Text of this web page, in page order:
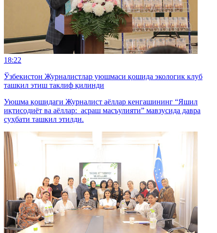
18:22
Ўзбекистон Журналистлар уюшмаси қошида экологик клуб
ташкил этиш таклиф қилинди
Уюшма қошидаги Журналист аёллар кенгашининг “Яшил
иқтисодиёт ва аёллар: асраш масъулияти” мавзусида давра
суҳбати ташкил этилди.